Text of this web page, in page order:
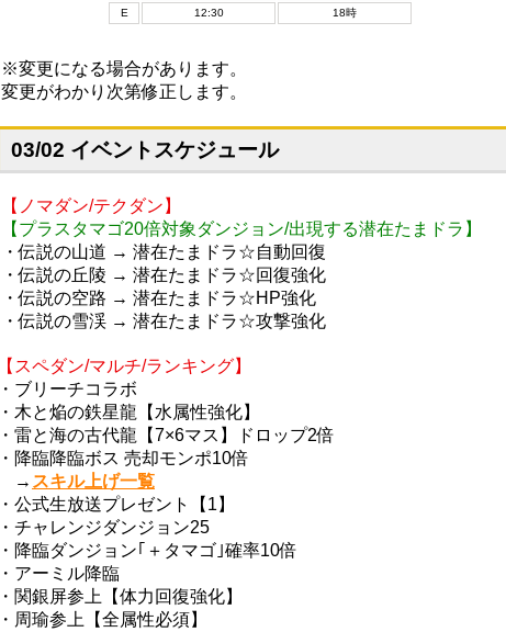
E
12:30 18時
※変更になる場合があります。
変更がわかり次第修正します。
03/02 イベントスケジュール
【ノマダン/テクダン】
【プラスタマゴ20倍対象ダンジョン/出現する潜在たまドラ】
・伝説の山道 → 潜在たまドラ☆自動回復
・伝説の丘陵 → 潜在たまドラ☆回復強化
・伝説の空路 → 潜在たまドラ☆HP強化
・伝説の雪渓 → 潜在たまドラ☆攻撃強化
【スペダン/マルチ/ランキング】
・ブリーチコラボ
・木と焔の鉄星龍【水属性強化】
・雷と海の古代龍【7×6マス】ドロップ2倍
・降臨降臨ボス 売却モンポ10倍
→ スキル上げ一覧
・公式生放送プレゼント【1】
・チャレンジダンジョン25
・降臨ダンジョン｢＋タマゴ｣確率10倍
・アーミル降臨
・関銀屏参上【体力回復強化】
・周瑜参上【全属性必須】